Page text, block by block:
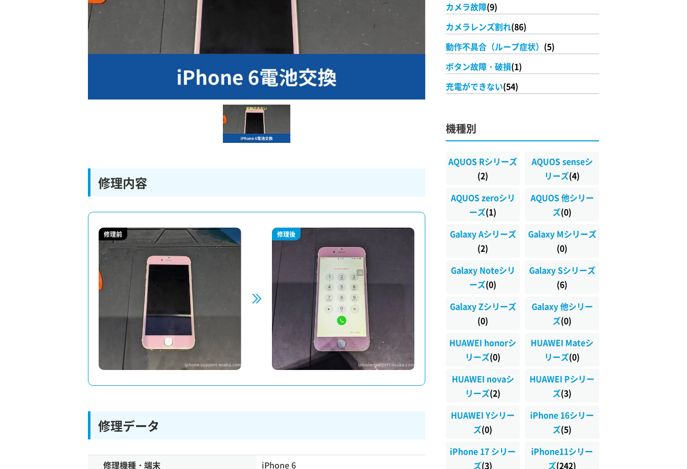
修理内容
修理前 修理後
修理データ
修理機種・端末
iPhone 6
カメラ故障(9)
カメラレンズ割れ(86)
動作不具合（ループ症状） (5)
ボタン故障・破損(1)
充電ができない(54)
機種別
AQUOS Rシリーズ
(2)
AQUOS senseシ
リーズ(4)
AQUOS zeroシリ
ーズ(1)
AQUOS 他シリー
ズ(0)
Galaxy Aシリーズ
(2)
Galaxy Mシリーズ
(0)
Galaxy Noteシリ
ーズ(0)
Galaxy Sシリーズ
(6)
Galaxy Zシリーズ
(0)
Galaxy 他シリー
ズ(0)
HUAWEI honorシ
リーズ(0)
HUAWEI Mateシ
リーズ(0)
HUAWEI novaシ
リーズ(2)
HUAWEI Pシリー
ズ(3)
HUAWEI Yシリー
ズ(0)
iPhone 16シリー
ズ(5)
iPhone 17 シリー
ズ(3)
iPhone11シリー
ズ(242)